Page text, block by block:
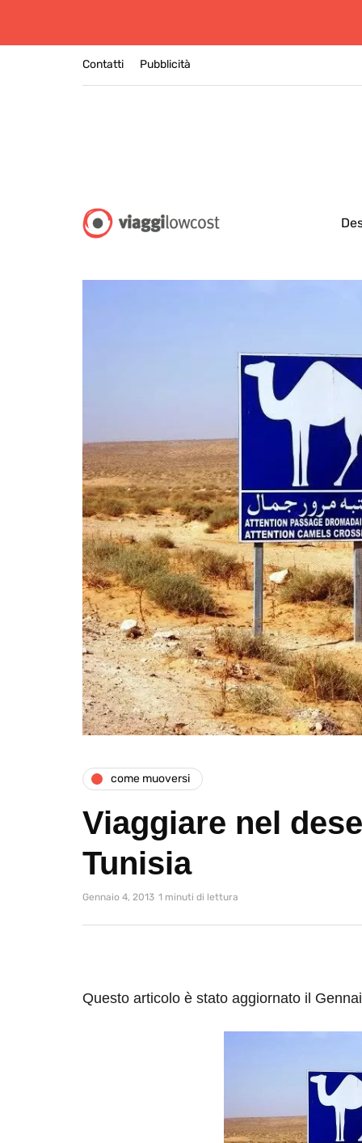
Contatti Pubblicità
come muoversi
Viaggiare nel
Tunisia
Gennaio 4, 2013 1 minuti di lettura
Questo articolo è stato aggiornato il